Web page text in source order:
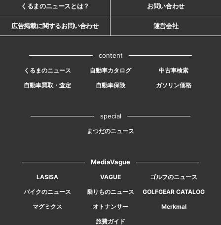
くるまのニュースとは？ お問い合わせ
広告掲載に関するお問い合わせ 運営会社
content
くるまのニュース 自動車カタログ
中古車検索
自動車買取・査定
自動車保険 ガソリン価格
special
まつだのニュース
MediaVague
LASISA VAGUE
ゴルフのニュース
バイクのニュース
乗りものニュース
GOLFGEAR CATALOG
マグミクス
オトナンサー
Merkmal
旅費ガイド